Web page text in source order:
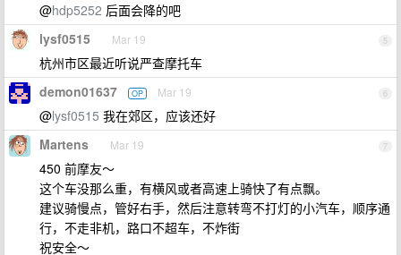
@hdp5252 后面会降的吧
5
lysf0515 Mar 19
杭州市区最近听说严查摩托车
6
demon01637 OP Mar 19
@lysf0515 我在郊区，应该还好
7
Martens Mar 19
450 前摩友～
这个车没那么重，有横风或者高速上骑快了有点飘。
建议骑慢点，管好右手，然后注意转弯不打灯的小汽车，顺序通
行，不走非机，路口不超车，不炸街
祝安全～